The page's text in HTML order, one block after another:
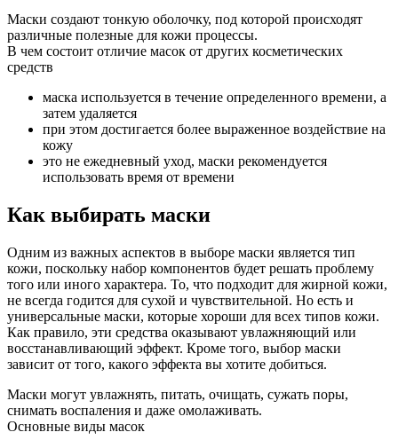
Маски создают тонкую оболочку, под которой происходят
различные полезные для кожи процессы.
В чем состоит отличие масок от других косметических
средств
маска используется в течение определенного времени, а
затем удаляется
при этом достигается более выраженное воздействие на
кожу
это не ежедневный уход, маски рекомендуется
использовать время от времени
Как выбирать маски
Одним из важных аспектов в выборе маски является тип
кожи, поскольку набор компонентов будет решать проблему
того или иного характера. То, что подходит для жирной кожи,
не всегда годится для сухой и чувствительной. Но есть и
универсальные маски, которые хороши для всех типов кожи.
Как правило, эти средства оказывают увлажняющий или
восстанавливающий эффект. Кроме того, выбор маски
зависит от того, какого эффекта вы хотите добиться.
Маски могут увлажнять, питать, очищать, сужать поры,
снимать воспаления и даже омолаживать.
Основные виды масок